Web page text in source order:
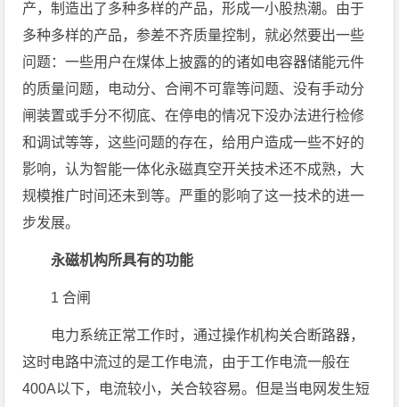
产，制造出了多种多样的产品，形成一小股热潮。由于
多种多样的产品，参差不齐质量控制，就必然要出一些
问题：一些用户在煤体上披露的的诸如电容器储能元件
的质量问题，电动分、合闸不可靠等问题、没有手动分
闸装置或手分不彻底、在停电的情况下没办法进行检修
和调试等等，这些问题的存在，给用户造成一些不好的
影响，认为智能一体化永磁真空开关技术还不成熟，大
规模推广时间还未到等。严重的影响了这一技术的进一
步发展。
永磁机构所具有的功能
1 合闸
电力系统正常工作时，通过操作机构关合断路器，
这时电路中流过的是工作电流，由于工作电流一般在
400A以下，电流较小，关合较容易。但是当电网发生短